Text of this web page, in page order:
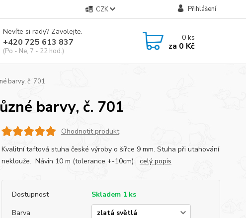
CZK Přihlášení
Nevíte si rady? Zavolejte.
+420 725 613 837
(Po - Ne, 7 - 22 hod.)
0ks
za 0 Kč
barvy, č. 701
barvy, č. 701
Ohodnotit produkt
Kvalitní taftová stuha české výroby o šířce 9 mm. Stuha při utahování
neklouže. Návin 10 m (tolerance +-10cm) celý popis
Dostupnost
Skladem 1 ks
Barva